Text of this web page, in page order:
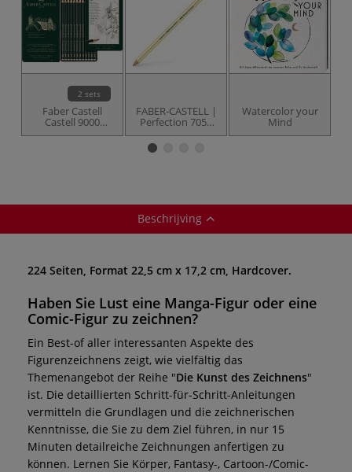
2 sets
Faber Castell
Castell 9000
Hardheidsgraad
FABER-CASTELL |
Perfection 7057
gumpotlood
Watercolor your
Mind
Beschrijving
224 Seiten, Format 22,5 cm x 17,2 cm, Hardcover.
Haben Sie Lust eine Manga-Figur oder eine
Comic-Figur zu zeichnen?
Ein Best-of aller interessanten Aspekte des
Figurenzeichnens zeigt, wie vielfältig das
Themenangebot der Reihe "Die Kunst des Zeichnens"
ist. Die detaillierten Schritt-für-Schritt-Anleitungen
vermitteln die Grundlagen und die zeichnerischen
Kenntnisse, die Sie zu dem Ziel führen, in nur 15
Minuten detailreiche Zeichnungen anfertigen zu
können. Lernen Sie Körper, Fantasy-, Cartoon-/Comic-